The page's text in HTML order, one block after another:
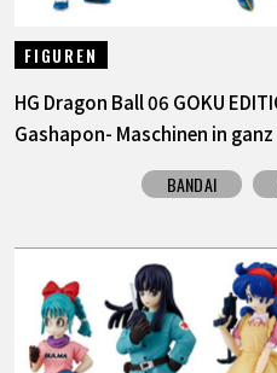
LANGUAGE
JP
FIGUREN
HG Dragon Ball 06 GOKU
Gashapon- Maschinen in
BANDAI